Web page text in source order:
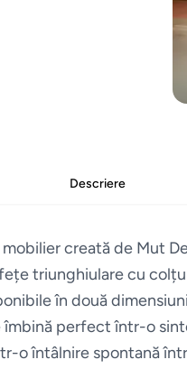
Descriere
mobilier creată de Mut
triunghiulare cu
în două
perfect într-o
o întâlnire spontană